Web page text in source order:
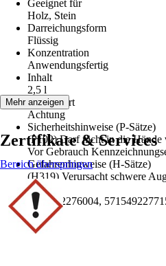
Geeignet für
Holz, Stein
Darreichungsform
Flüssig
Konzentration
Anwendungsfertig
Inhalt
2,5 l
Signalwort
Achtung
Sicherheitshinweise (P-Sätze)
(P102) Darf nicht in die
Vor Gebrauch
Gefahrenhinweise (H-Sätze)
(H319) Verursacht schwere
EAN
5715492276004,
Mehr anzeigen
Zertifikate & Services
Bereich überspringen